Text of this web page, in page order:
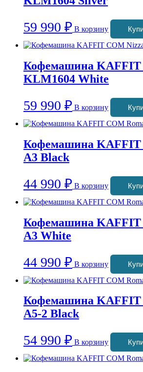
59 990 ₽ В корзину
Кофемашина KAFFIT
KLM1604 White
59 990 ₽ В корзину
Кофемашина KAFFIT
A3 Black
44 990 ₽ В корзину
Кофемашина KAFFIT
A3 White
44 990 ₽ В корзину
Кофемашина KAFFIT
A5-2 Black
54 990 ₽ В корзину